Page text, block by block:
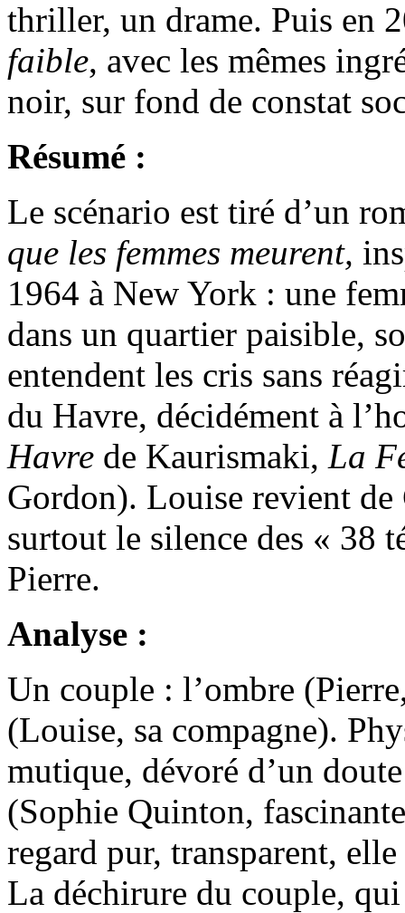
thriller, un drame. Puis en
faible, avec les mêmes
noir, sur fond de constat
Résumé :
Le scénario est tiré d’un
que les femmes meurent,
1964 à New York : une
dans un quartier paisible,
entendent les cris sans
du Havre, décidément à
Havre de Kaurismaki, La
Gordon). Louise revient
surtout le silence des « 38
Pierre.
Analyse :
Un couple : l’ombre
(Louise, sa compagne).
mutique, dévoré d’un
(Sophie Quinton,
regard pur, transparent,
La déchirure du couple,